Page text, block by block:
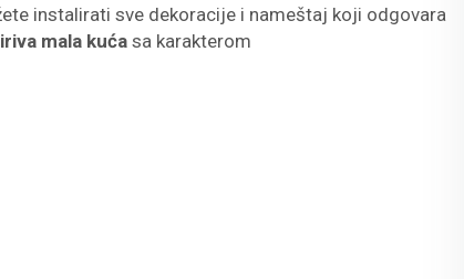
instalirati sve dekoracije i nameštaj koji odgovara
mala kuća sa karakterom